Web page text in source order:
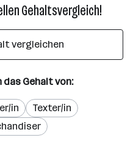
Gehaltsvergleich!
vergleichen
das Gehalt von:
in
Texter/in